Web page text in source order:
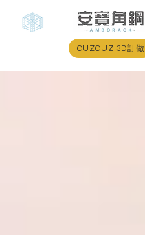
CUZCUZ 3D訂做